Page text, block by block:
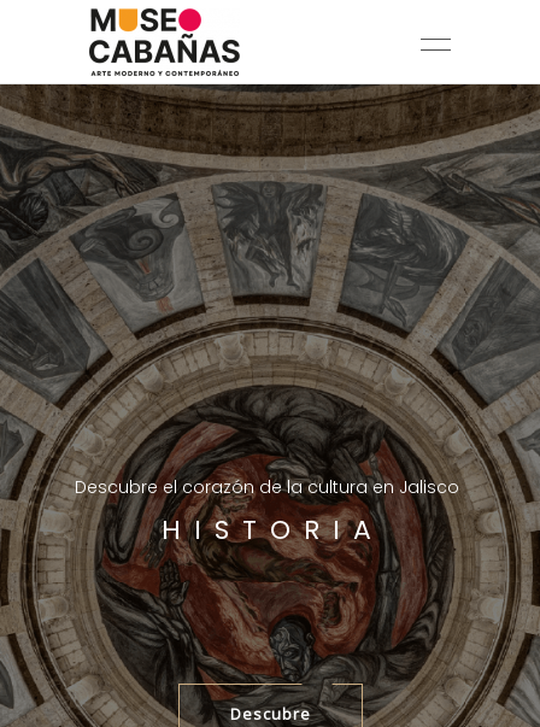
HISTORIA
Descubre el corazón de la cultura en Jalisco
Descubre